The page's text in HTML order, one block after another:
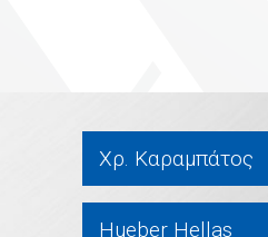
Χρ. Καραμπάτος
Hueber Hellas